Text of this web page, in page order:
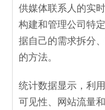
供媒体联系人的实
构建和管理公司特
据自己的需求拆分
的方法。
统计数据显示，利
可见性、网站流量